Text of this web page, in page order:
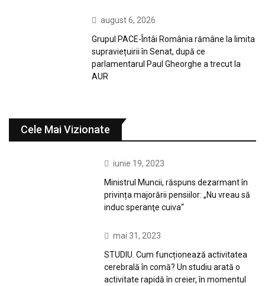
august 6, 2026
Grupul PACE-Întâi România rămâne la limita
supraviețuirii în Senat, după ce
parlamentarul Paul Gheorghe a trecut la
AUR
Cele Mai Vizionate
iunie 19, 2023
Ministrul Muncii, răspuns dezarmant în
privința majorării pensiilor: „Nu vreau să
induc speranţe cuiva“
mai 31, 2023
STUDIU. Cum funcționează activitatea
cerebrală în comă? Un studiu arată o
activitate rapidă în creier, în momentul